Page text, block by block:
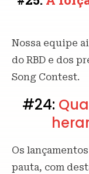
Nossa equipe
do RBD e dos
Song Contest.
#24:
Os
pauta, com